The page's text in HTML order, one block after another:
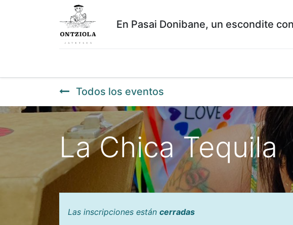
En Pasai Donibane, un escondite
Todos los eventos
La Chica Tequila
Las inscripciones están cerradas